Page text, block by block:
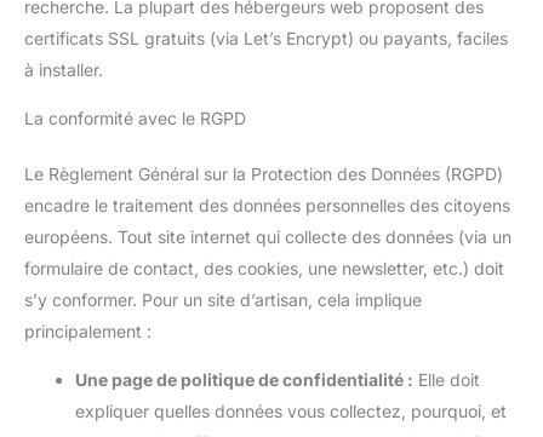
recherche. La plupart des hébergeurs web proposent des
certificats SSL gratuits (via Let’s Encrypt) ou payants, faciles
à installer.
La conformité avec le RGPD
Le Règlement Général sur la Protection des Données (RGPD)
encadre le traitement des données personnelles des citoyens
européens. Tout site internet qui collecte des données (via un
formulaire de contact, des cookies, une newsletter, etc.) doit
s’y conformer. Pour un site d’artisan, cela implique
principalement :
Une page de politique de confidentialité : Elle doit
expliquer quelles données vous collectez, pourquoi, et